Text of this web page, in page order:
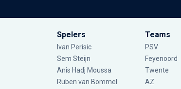
Spelers
Ivan Perisic
Sem Steijn
Anis Hadj Moussa
Ruben van Bommel
Teams
PSV
Feyenoord
Twente
AZ